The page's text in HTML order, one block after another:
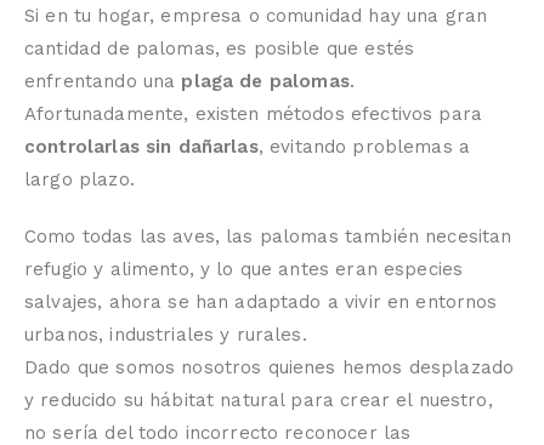
Si en tu hogar, empresa o comunidad hay una gran
cantidad de palomas, es posible que estés
enfrentando una plaga de palomas.
Afortunadamente, existen métodos efectivos para
controlarlas sin dañarlas, evitando problemas a
largo plazo.
Como todas las aves, las palomas también necesitan
refugio y alimento, y lo que antes eran especies
salvajes, ahora se han adaptado a vivir en entornos
urbanos, industriales y rurales.
Dado que somos nosotros quienes hemos desplazado
y reducido su hábitat natural para crear el nuestro,
no sería del todo incorrecto reconocer las